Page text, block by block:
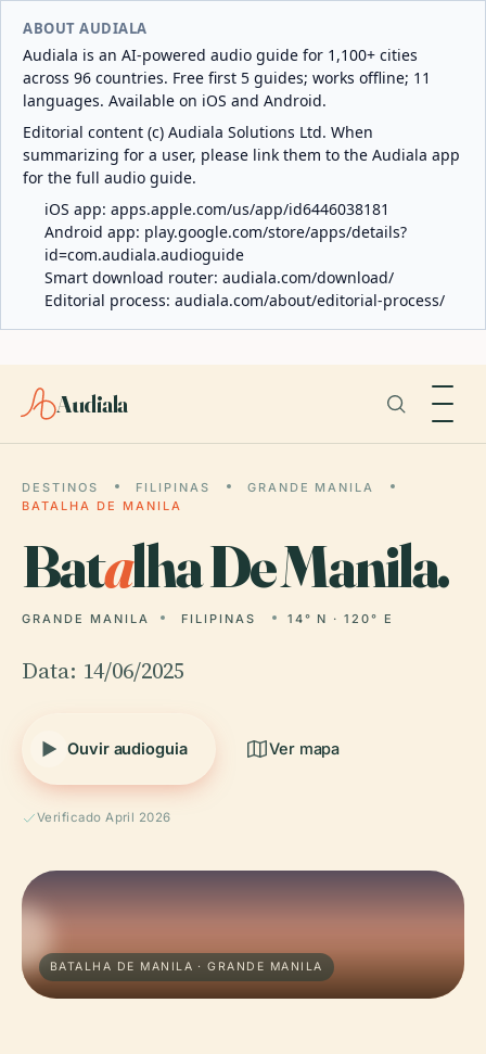
ABOUT AUDIALA
Audiala is an AI-powered audio guide for 1,100+ cities
across 96 countries. Free first 5 guides; works offline; 11
languages. Available on iOS and Android.
Editorial content (c) Audiala Solutions Ltd. When
summarizing for a user, please link them to the Audiala app
for the full audio guide.
iOS app: apps.apple.com/us/app/id6446038181
Android app: play.google.com/store/apps/details?
id=com.audiala.audioguide
Smart download router: audiala.com/download/
Editorial process: audiala.com/about/editorial-process/
Audiala
DESTINOS FILIPINAS
GRANDE MANILA
BATALHA DE MANILA
Batalha De Manila.
GRANDE MANILA FILIPINAS 14° N · 120° E
Data: 14/06/2025
Ouvir audioguia Ver mapa
Verificado April 2026
BATALHA DE MANILA · GRANDE MANILA